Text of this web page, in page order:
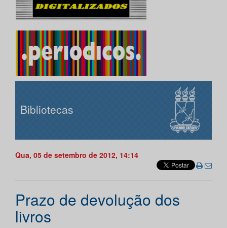
Bibliotecas
Qua, 05 de setembro de 2012, 14:14
Prazo de devolução dos
livros